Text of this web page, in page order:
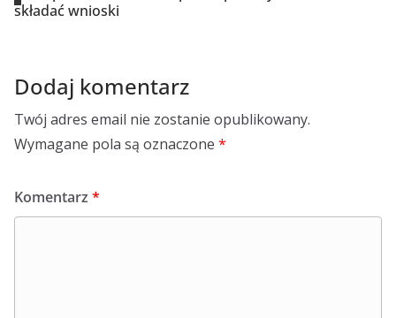
składać wnioski
Dodaj komentarz
Twój adres email nie zostanie opublikowany.
Wymagane pola są oznaczone *
Komentarz *